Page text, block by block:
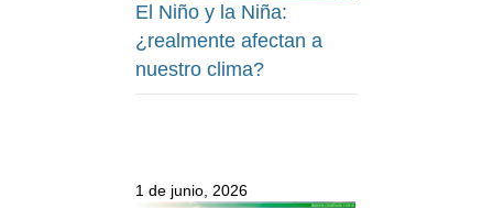
El Niño y la Niña:
¿realmente afectan a
nuestro clima?
1 de junio, 2026